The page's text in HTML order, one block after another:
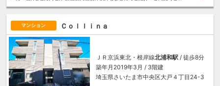
マンション Ｃｏｌｌｉｎａ
ＪＲ京浜東北・根岸線北浦和駅 / 徒歩8分
築年月2019年3月 / 3階建
埼玉県さいたま市中央区大戸４丁目24-3